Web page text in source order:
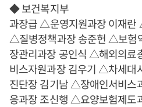
◆ 보건복지부
과장급 △운영지원과장 이재란
△질병정책과장 송준헌 △보험
장관리과장 공인식 △해외의료
비스자원과장 김우기 △차세대
진단장 김기남 △장애인서비스
응과장 조신행 △요양보험제도